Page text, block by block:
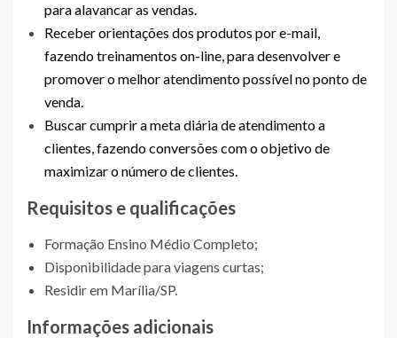
para alavancar as vendas.
Receber orientações dos produtos por e-mail,
fazendo treinamentos on-line, para desenvolver e
promover o melhor atendimento possível no ponto de
venda.
Buscar cumprir a meta diária de atendimento a
clientes, fazendo conversões com o objetivo de
maximizar o número de clientes.
Requisitos e qualificações
Formação Ensino Médio Completo;
Disponibilidade para viagens curtas;
Residir em Marília/SP.
Informações adicionais